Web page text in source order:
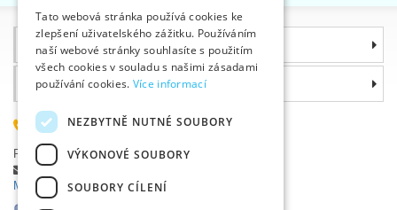
Informace
Proč si zvolit právě nás
585 051 217
Plzeňská 868, 783 91 Uničov, Česká republika
Položit dotaz
Máte problémy s přihlášením ?
ENGLISH
GERMAN
Tato webová stránka používá cookies ke
zlepšení uživatelského zážitku. Používáním
naší webové stránky souhlasíte s použitím
všech cookies v souladu s našimi zásadami
používání cookies. Více informací
NEZBYTNĚ NUTNÉ SOUBORY
VÝKONOVÉ SOUBORY
SOUBORY CÍLENÍ